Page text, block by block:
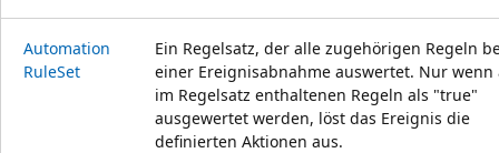
Automation
RuleSet
Ein Regelsatz, der alle zugehörigen Regeln
einer Ereignisabnahme auswertet. Nur wenn
im Regelsatz enthaltenen Regeln als "true"
ausgewertet werden, löst das Ereignis die
definierten Aktionen aus.